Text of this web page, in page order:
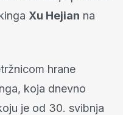
Xu Hejian na
hrane
koja dnevno
je od 30. svibnja